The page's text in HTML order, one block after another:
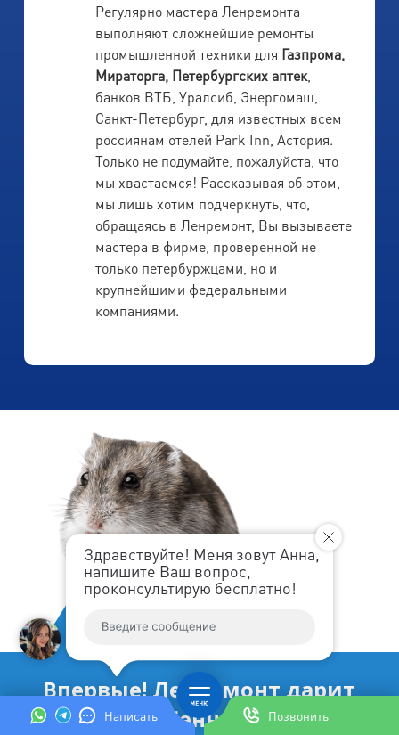
Написать Позвонить
Здравствуйте! Меня зовут Анна,
напишите Ваш вопрос,
проконсультирую бесплатно!
Регулярно мастера Ленремонта
выполняют сложнейшие ремонты
промышленной техники для Газпрома,
Мираторга, Петербургских аптек,
банков ВТБ, Уралсиб, Энергомаш,
Санкт-Петербург, для известных всем
россиянам отелей Park Inn, Астория.
Только не подумайте, пожалуйста, что
мы хвастаемся! Рассказывая об этом,
мы лишь хотим подчеркнуть, что,
обращаясь в Ленремонт, Вы вызываете
мастера в фирме, проверенной не
только петербуржцами, но и
крупнейшими федеральными
компаниями.
Впервые! Ленремонт дарит
Вам как особенному клиенту